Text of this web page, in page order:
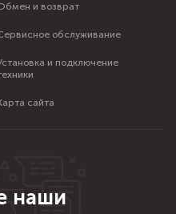
и возврат
обслуживание
и подключение
сайта
наши